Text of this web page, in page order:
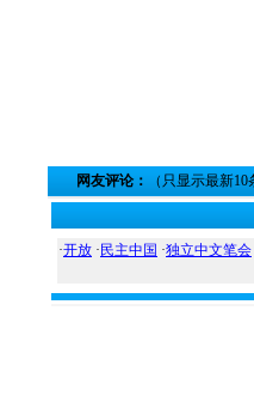
网友评论： （只显示最新
·开放 · 民主中国 ·独立中文笔会